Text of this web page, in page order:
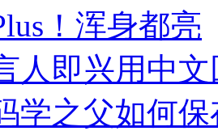
！浑身都亮
人即兴用中
学之父如何